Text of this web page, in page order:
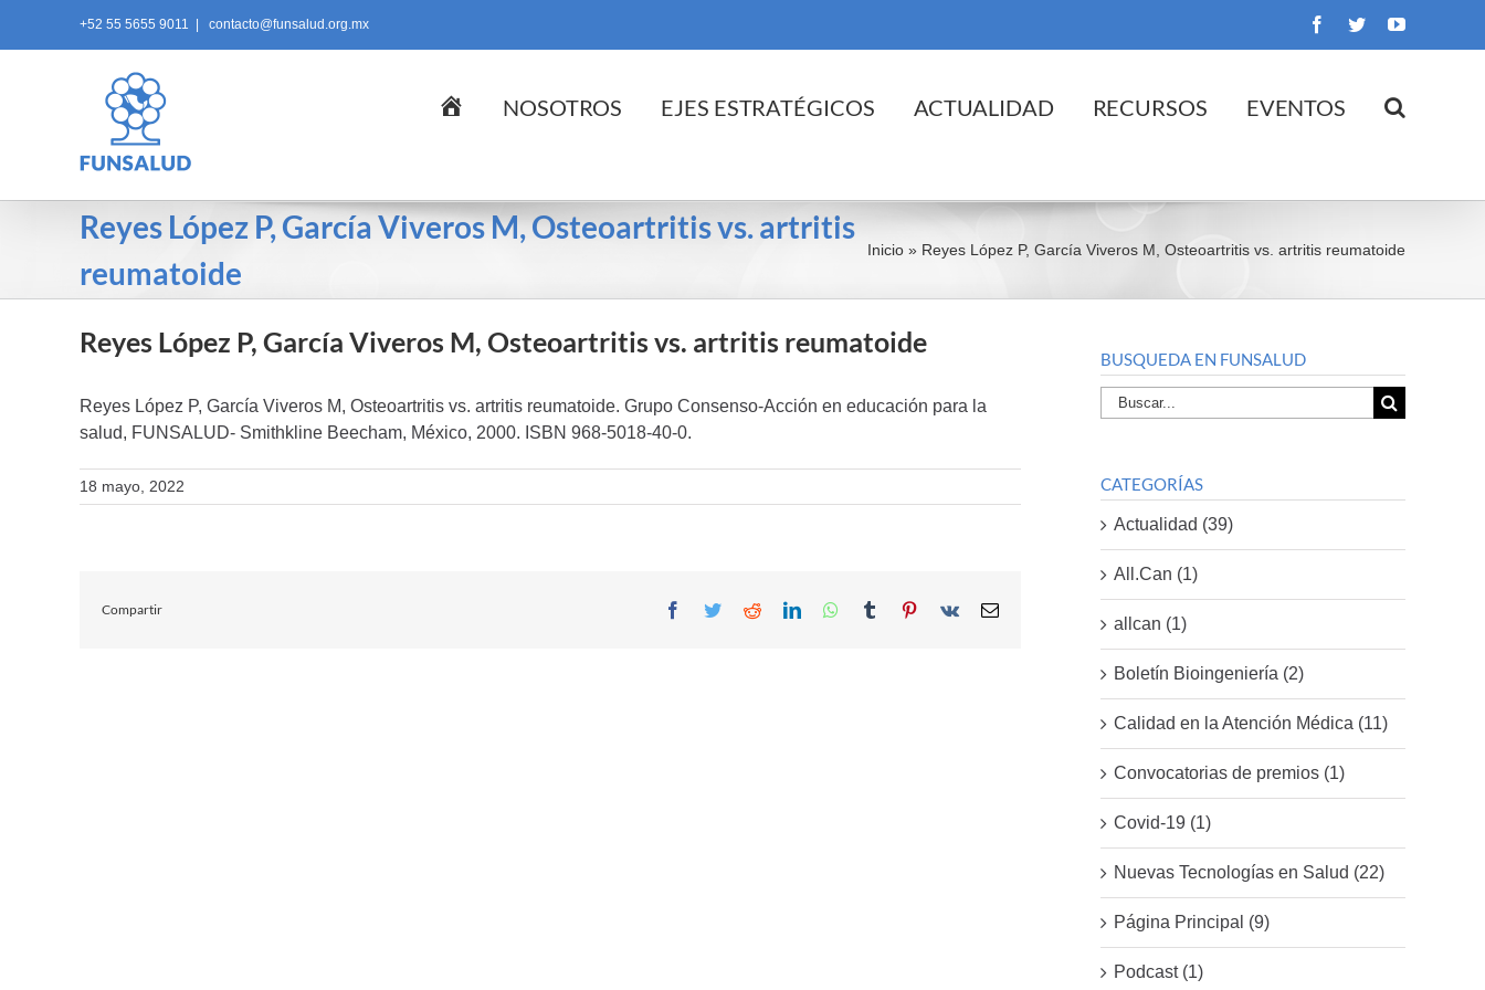
+52 55 5655 9011 contacto@funsalud.org.mx Facebook
TwitterYouTube
InicioNOSOTROS EJES ESTRATÉGICOS ACTUALIDAD RECURSOS EVENTOS
Reyes López P, García Viveros M, Osteoartritis vs. artritis
reumatoide
Inicio » Reyes López P, García Viveros M, Osteoartritis vs. artritis reumatoide
Reyes López P, García Viveros M, Osteoartritis vs. artritis reumatoide
Reyes López P, García Viveros M, Osteoartritis vs. artritis reumatoide. Grupo Consenso-Acción en educación para la
salud, FUNSALUD- Smithkline Beecham, México, 2000. ISBN 968-5018-40-0.
18 mayo, 2022
Compartir Facebook
TwitterRedditLinkedInWhatsApp
Tumblr Pinterest
Vk Email
BUSQUEDA EN FUNSALUD
Buscar
por:
CATEGORÍAS
Actualidad (39)
All.Can (1)
allcan (1)
Boletín Bioingeniería (2)
Calidad en la Atención Médica (11)
Convocatorias de premios (1)
Covid-19 (1)
Nuevas Tecnologías en Salud (22)
Página Principal (9)
Podcast (1)